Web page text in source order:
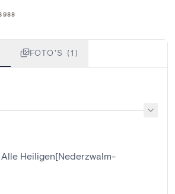
FOTO'S (1)
Heiligen[Nederzwalm-